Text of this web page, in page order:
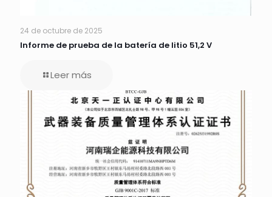
24 de octubre de 2025
Informe de prueba de la batería de litio 51,2 V
Leer más